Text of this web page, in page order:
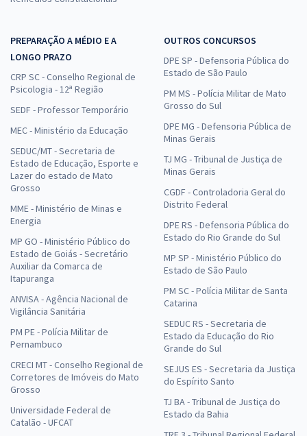
PREPARAÇÃO A MÉDIO E A
LONGO PRAZO
CRP SC - Conselho Regional de
Psicologia - 12ª Região
SEDF - Professor Temporário
MEC - Ministério da Educação
SEDUC/MT - Secretaria de
Estado de Educação, Esporte e
Lazer do estado de Mato
Grosso
MME - Ministério de Minas e
Energia
MP GO - Ministério Público do
Estado de Goiás - Secretário
Auxiliar da Comarca de
Itapuranga
ANVISA - Agência Nacional de
Vigilância Sanitária
PM PE - Polícia Militar de
Pernambuco
CRECI MT - Conselho Regional de
Corretores de Imóveis do Mato
Grosso
Universidade Federal de
Catalão - UFCAT
OUTROS CONCURSOS
DPE SP - Defensoria Pública do
Estado de São Paulo
PM MS - Polícia Militar de Mato
Grosso do Sul
DPE MG - Defensoria Pública de
Minas Gerais
TJ MG - Tribunal de Justiça de
Minas Gerais
CGDF - Controladoria Geral do
Distrito Federal
DPE RS - Defensoria Pública do
Estado do Rio Grande do Sul
MP SP - Ministério Público do
Estado de São Paulo
PM SC - Polícia Militar de Santa
Catarina
SEDUC RS - Secretaria de
Estado da Educação do Rio
Grande do Sul
SEJUS ES - Secretaria da Justiça
do Espírito Santo
TJ BA - Tribunal de Justiça do
Estado da Bahia